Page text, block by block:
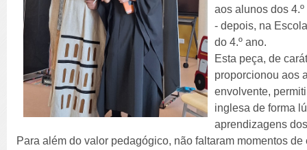
aos alunos dos 4.º
- depois, na
do 4.º ano.
Esta peça, de
proporcionou aos
envolvente,
inglesa de forma
aprendizagens
Para além do valor pedagógico, não faltaram momentos